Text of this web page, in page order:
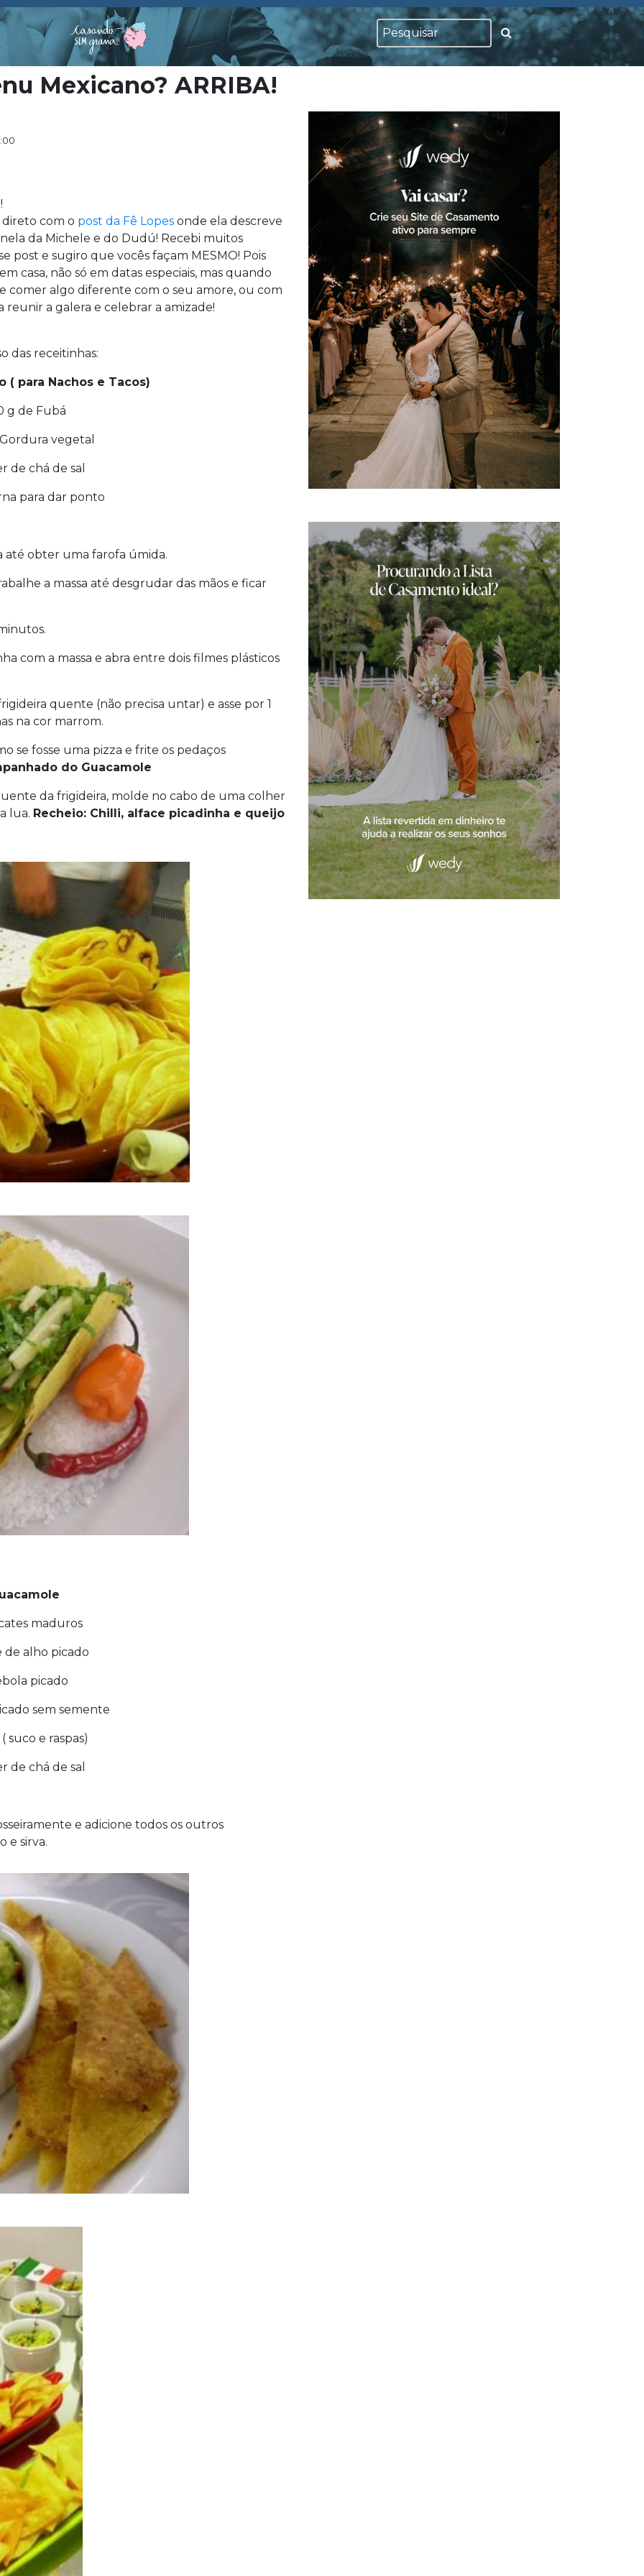
Mexicano? ARRIBA!
com o post da Fê Lopes onde ela descreve
da Michele e do Dudú! Recebi muitos
post e sugiro que vocês façam MESMO! Pois
casa, não só em datas especiais, mas quando
algo diferente com o seu amore, ou com
reunir a galera e celebrar a amizade!
das receitinhas:
( para Nachos e Tacos)
g de Fubá
vegetal
de chá de sal
para dar ponto
até obter uma farofa úmida.
a massa até desgrudar das mãos e ficar
com a massa e abra entre dois filmes plásticos
quente (não precisa untar) e asse por 1
na cor marrom.
se fosse uma pizza e frite os pedaços
do Guacamole
da frigideira, molde no cabo de uma colher
lua. Recheio: Chilli, alface picadinha e queijo
maduros
de alho picado
picado
sem semente
suco e raspas)
de chá de sal
e adicione todos os outros
e sirva.